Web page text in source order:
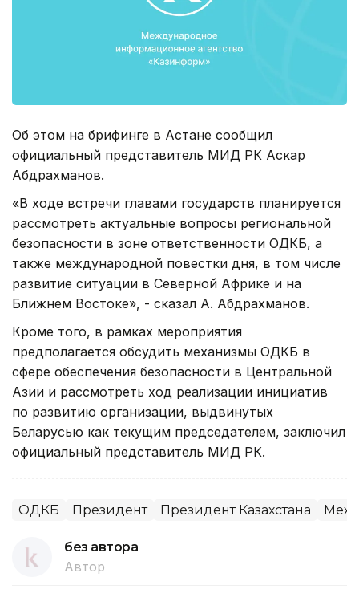
Об этом на брифинге в Астане сообщил
официальный представитель МИД РК Аскар
Абдрахманов.
«В ходе встречи главами государств планируется
рассмотреть актуальные вопросы региональной
безопасности в зоне ответственности ОДКБ, а
также международной повестки дня, в том числе
развитие ситуации в Северной Африке и на
Ближнем Востоке», - сказал А. Абдрахманов.
Кроме того, в рамках мероприятия
предполагается обсудить механизмы ОДКБ в
сфере обеспечения безопасности в Центральной
Азии и рассмотреть ход реализации инициатив
по развитию организации, выдвинутых
Беларусью как текущим председателем, заключил
официальный представитель МИД РК.
ОДКБ Президент Президент Казахстана
без автора
Автор